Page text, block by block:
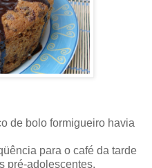
de bolo formigueiro havia
para o café da tarde
pré-adolescentes.